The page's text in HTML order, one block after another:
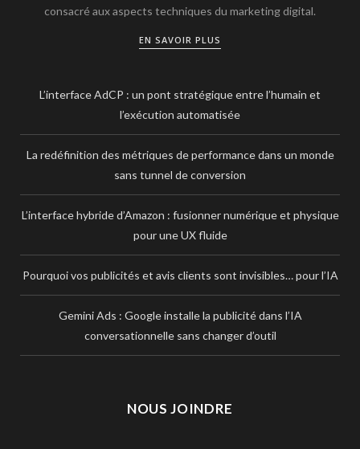
consacré aux aspects techniques du marketing digital.
EN SAVOIR PLUS
L’interface AdCP : un pont stratégique entre l’humain et
l’exécution automatisée
La redéfinition des métriques de performance dans un monde
sans tunnel de conversion
L’interface hybride d’Amazon : fusionner numérique et physique
pour une UX fluide
Pourquoi vos publicités et avis clients sont invisibles… pour l’IA
Gemini Ads : Google installe la publicité dans l’IA
conversationnelle sans changer d’outil
NOUS JOINDRE